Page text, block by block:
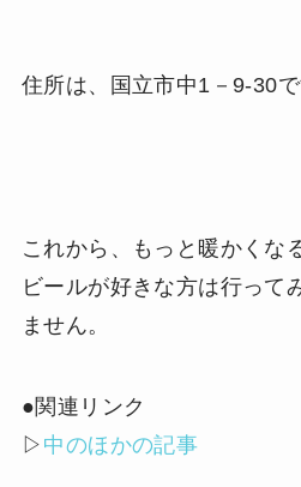
住所は、国立市中1－9-30で
これから、もっと暖かくな
ビールが好きな方は行って
ません。
●関連リンク
▷ 中のほかの記事